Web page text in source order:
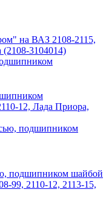
на ВАЗ 2108-2115,
(2108-3104014)
12, Лада Приора,
подшипником шайбой
99, 2110-12, 2113-15,